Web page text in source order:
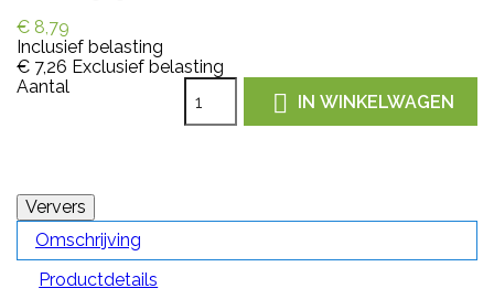
€ 8,79
Inclusief belasting
€ 7,26 Exclusief belasting
Aantal
 IN WINKELWAGEN
Omschrijving
Productdetails